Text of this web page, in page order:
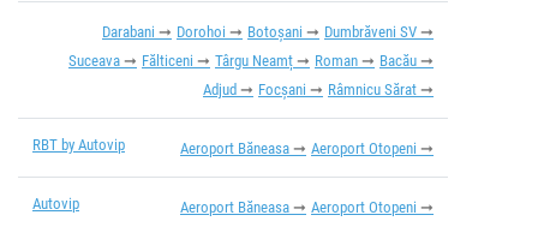
Darabani Dorohoi Botoșani
Dumbrăveni SV
Suceava
Fălticeni Târgu Neamț Roman
Bacău
Adjud
Focșani Râmnicu Sărat
RBT by Autovip Aeroport Băneasa Aeroport Otopeni
Autovip Aeroport Băneasa Aeroport Otopeni